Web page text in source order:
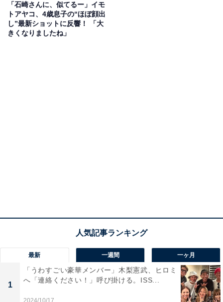
「石崎さんに、似てるー」イモ
トアヤコ、4歳息子の“ほぼ顔出
し”最新ショットに反響！ 「大
きくなりましたね」
最新 一週間 一ヶ月
1
「うわすごい豪華メンバー」木梨憲武、ヒロミ
へ「連絡ください！」呼び掛ける。ISS...